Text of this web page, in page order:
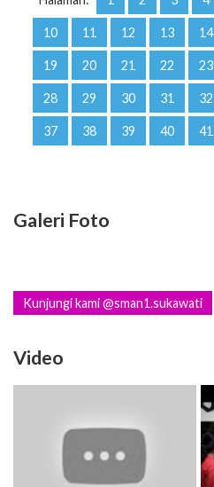
10 11 12 13 14
19 20 21 22 23
28 29 30 31 32
37 38 39 40 41
Galeri Foto
Kunjungi kami @sman1.sukawati
Video